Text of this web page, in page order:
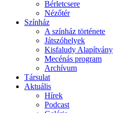
Bérletcsere
Nézőtér
Színház
A színház története
Játszóhelyek
Kisfaludy Alapítvány
Mecénás program
Archívum
Társulat
Aktuális
Hírek
Podcast